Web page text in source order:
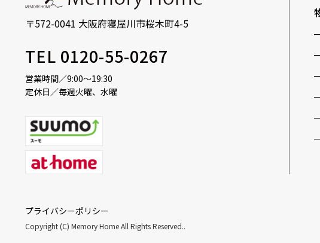
〒572-0041 大阪府寝屋川市桜木町4-5
TEL 0120-55-0267
営業時間／9:00～19:30
定休日／毎週火曜、水曜
プライバシーポリシー
Copyright (C) Memory Home All Rights Reserved..